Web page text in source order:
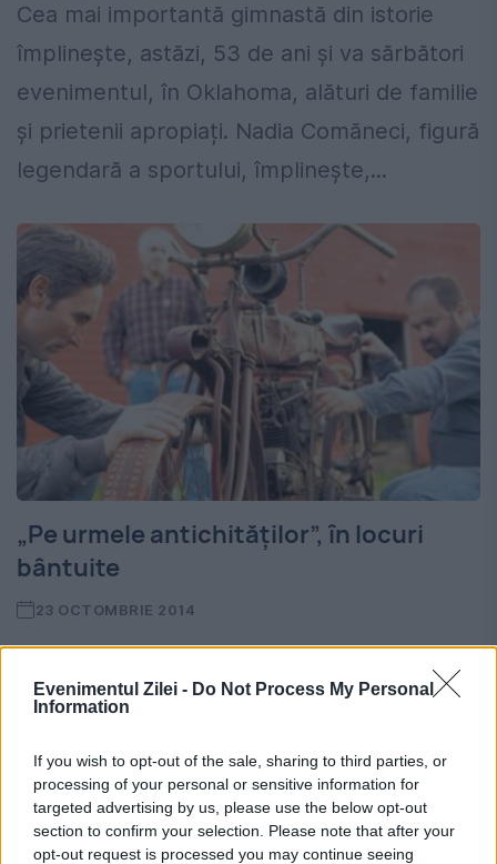
Evenimentul Zilei - Do Not Process My Personal
Information
If you wish to opt-out of the sale, sharing to third parties, or
processing of your personal or sensitive information for
targeted advertising by us, please use the below opt-out
section to confirm your selection. Please note that after your
opt-out request is processed you may continue seeing
Cea mai importantă gimnastă din istorie
împlinește, astăzi, 53 de ani și va sărbători
evenimentul, în Oklahoma, alături de familie
și prietenii apropiați. Nadia Comăneci, figură
legendară a sportului, împlinește,...
„Pe urmele antichităților”, în locuri
bântuite
23 OCTOMBRIE 2014
„Pe urmele antichităților” sărbă torește
Halloweenul la HISTORY ®, prin lansarea
Căutătorii de antichități descoperă o serie
de relicve înfricoșătoare și încearcă să...